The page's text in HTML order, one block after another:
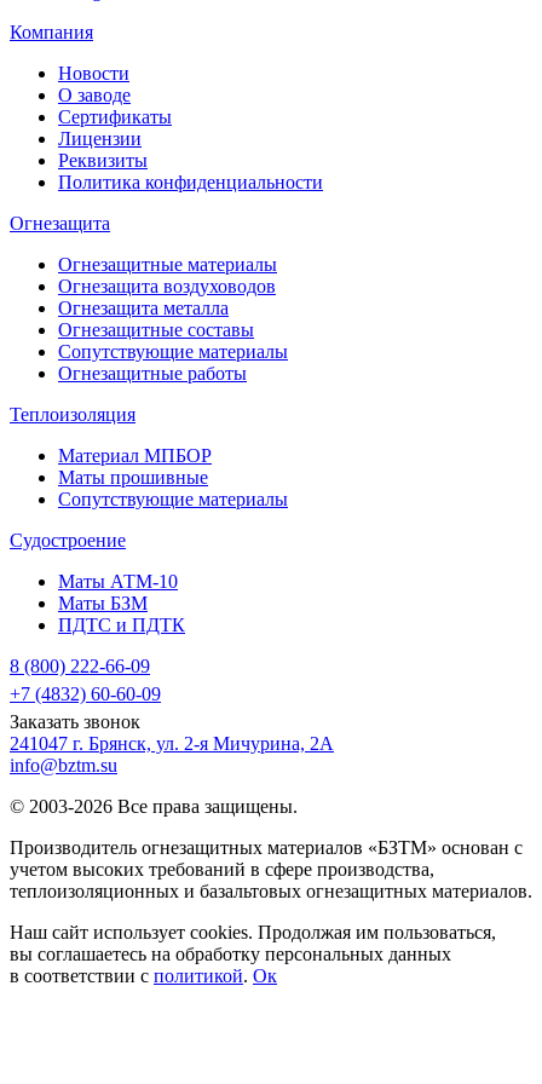
Компания
Новости
О заводе
Сертификаты
Лицензии
Реквизиты
Политика конфиденциальности
Огнезащита
Огнезащитные материалы
Огнезащита воздуховодов
Огнезащита металлa
Огнезащитные составы
Сопутствующие материалы
Огнезащитные работы
Теплоизоляция
Материал МПБОР
Маты прошивные
Сопутствующие материалы
Судостроение
Маты АТМ-10
Маты БЗМ
ПДТС и ПДТК
8 (800) 222-66-09
+7 (4832) 60-60-09
Заказать звонок
241047 г. Брянск, ул. 2-я Мичурина, 2А
info@bztm.su
© 2003-2026 Все права защищены.
Производитель огнезащитных материалов «БЗТМ» основан с
учетом высоких требований в сфере производства,
теплоизоляционных и базальтовых огнезащитных материалов.
Наш сайт использует cookies. Продолжая им пользоваться,
вы соглашаетесь на обработку персональных данных
в соответствии с политикой. Ок